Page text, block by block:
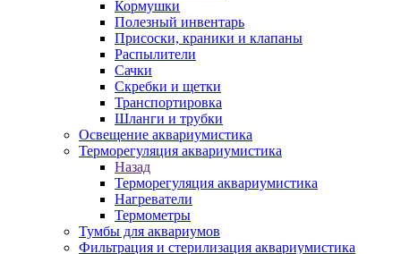
Кормушки
Полезный инвентарь
Присоски, краники и клапаны
Распылители
Сачки
Скребки и щетки
Транспортировка
Шланги и трубки
Освещение аквариумистика
Терморегуляция аквариумистика
Назад
Терморегуляция аквариумистика
Нагреватели
Термометры
Тумбы для аквариумов
Фильтрация и стерилизация аквариумистика